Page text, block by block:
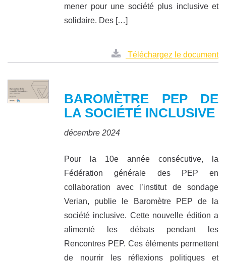
mener pour une société plus inclusive et
solidaire. Des […]
Téléchargez le document
BAROMÈTRE PEP DE
LA SOCIÉTÉ INCLUSIVE
décembre 2024
Pour la 10e année consécutive, la
Fédération générale des PEP en
collaboration avec l’institut de sondage
Verian, publie le Baromètre PEP de la
société inclusive. Cette nouvelle édition a
alimenté les débats pendant les
Rencontres PEP. Ces éléments permettent
de nourrir les réflexions politiques et